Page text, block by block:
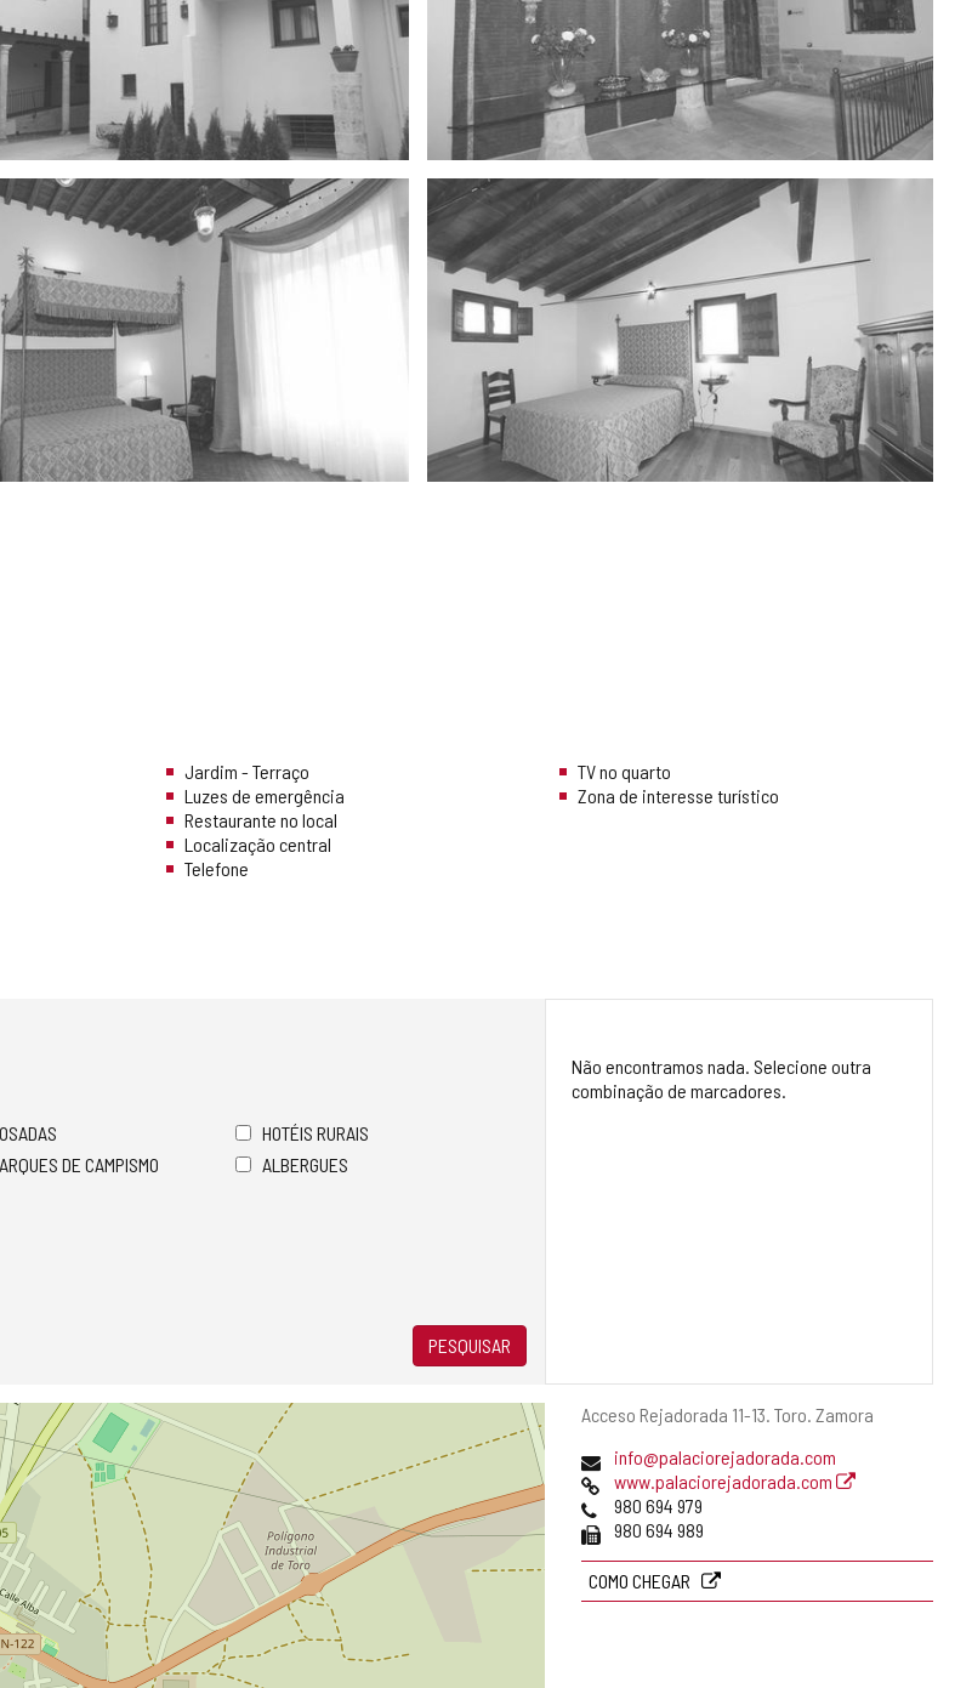
Jardim - Terraço
Luzes de emergência
Restaurante no local
Localização central
Telefone
TV no quarto
Zona de interesse turístico
Endereço
Acceso Rejadorada 11-13. Toro. Zamora
Endereço
de
email
info@palaciorejadorada.com
Pagina
web
www.palaciorejadorada.com
Telefones
980 694 979
Fax 980 694 989
COMO CHEGAR
HOTÉIS RURAIS
DE CAMPISMO
ALBERGUES
PESQUISAR
Não encontramos nada. Selecione outra
combinação de marcadores.